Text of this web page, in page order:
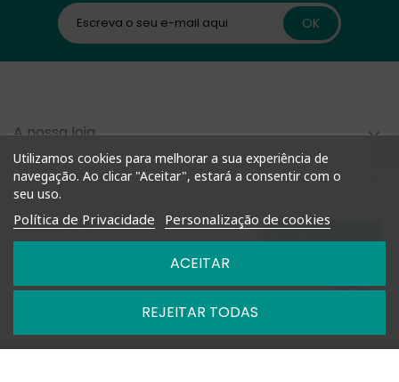
Utilizamos cookies para melhorar a sua experiência de
navegação. Ao clicar "Aceitar", estará a consentir com o
seu uso.
Política de Privacidade Personalização de cookies
REJEITAR TODAS
ACEITAR
A nossa loja 
Compra Rápida
Informação